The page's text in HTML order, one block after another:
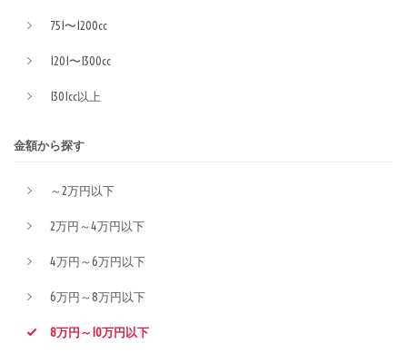
751〜1200cc
1201〜1300cc
1301cc以上
金額から探す
～2万円以下
2万円～4万円以下
4万円～6万円以下
6万円～8万円以下
8万円～10万円以下